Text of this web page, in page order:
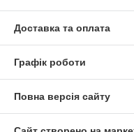
Доставка та оплата
Графік роботи
Повна версія сайту